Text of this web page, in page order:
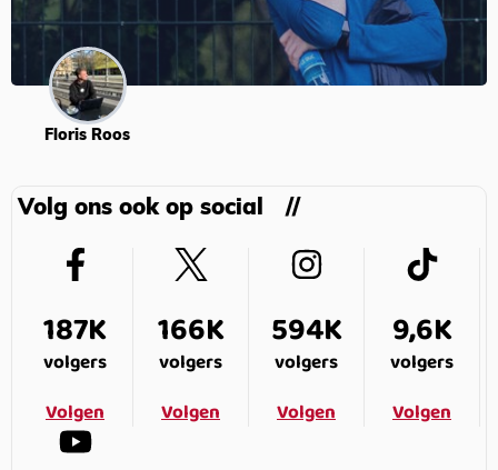
Floris Roos
Volg ons ook op social
187K
volgers
Volgen
166K
volgers
Volgen
594K
volgers
Volgen
9,6K
volgers
Volgen